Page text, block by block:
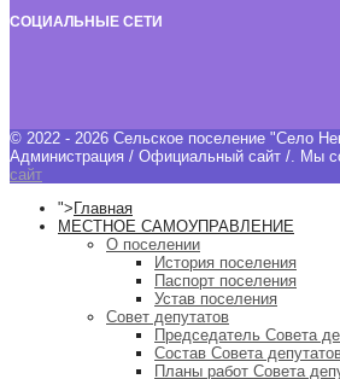
СОЦИАЛЬНЫЕ СЕТИ
© 2022 - 2026 Сельское поселение "Село
Администрация / Официальный сайт /. Мы
сайт
"> Главная
МЕСТНОЕ САМОУПРАВЛЕНИЕ
О поселении
История поселения
Паспорт поселения
Устав поселения
Совет депутатов
Председатель Совета
Состав Совета
Планы работ Совета